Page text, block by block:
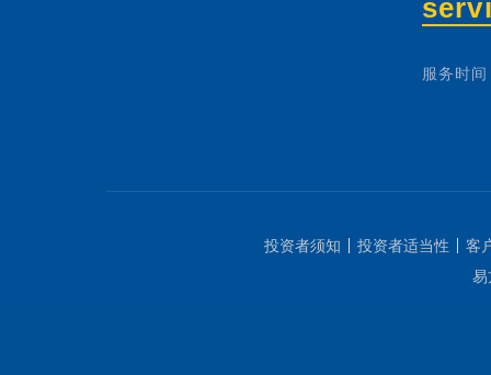
服务时
投资者须知 投资者适当性 客
易